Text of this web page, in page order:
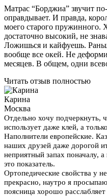
Матрас “Борджиа” звучит
оправдывает. И правда,
моего старого пружинного.
достаточно высокий, не
Ложишься и кайфуешь.
вообще все окей. Не
месяцев. В общем, одни
Читать отзыв полностью
Карина
Москва
Отдельно хочу подчеркнуть,
использует даже клей, а
Наполнители европейские.
наших друзей даже дорогой
неприятный запах поначалу,
это показатель.
Ортопедические свойства у
прекрасно, наутро я
поясница хорошо расслабляет